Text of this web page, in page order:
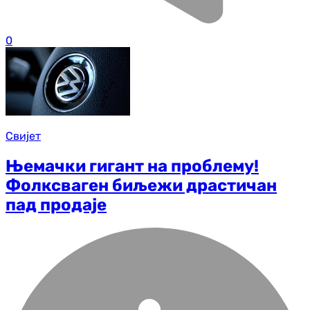
0
Свијет
Њемачки гигант на проблему!
Фолксваген биљежи драстичан
пад продаје